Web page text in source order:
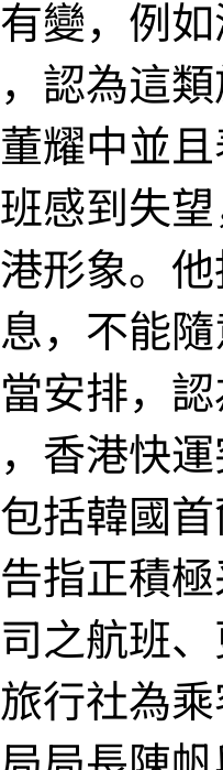
變，例
認為這
耀中並
感到失
形象。
，不能
安排，
香港快
括韓國
指正積
之航班
行社為